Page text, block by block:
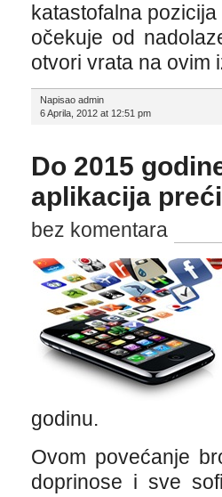
katastofalna
očekuje od
otvori vrata na ovim
Napisao admin
6 Aprila, 2012 at 12:51 pm
Do 2015
aplikacija
bez komentara
godinu.
Ovom povećanje
doprinose i sve